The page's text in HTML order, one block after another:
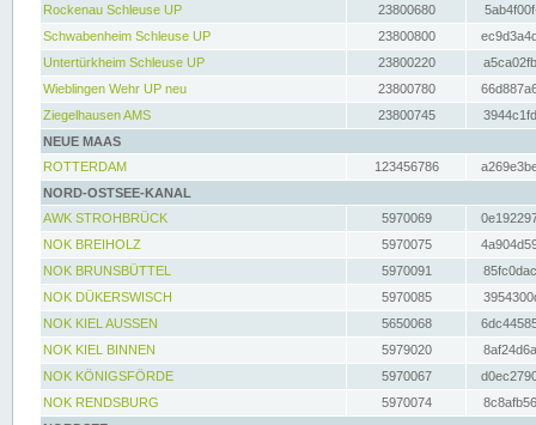
Rockenau Schleuse UP
23800680
Schwabenheim Schleuse UP
23800800
Untertürkheim Schleuse UP
23800220
Wieblingen Wehr UP neu
23800780
Ziegelhausen AMS
23800745
NEUE MAAS
ROTTERDAM
123456786
NORD-OSTSEE-KANAL
AWK STROHBRÜCK
5970069
NOK BREIHOLZ
5970075
NOK BRUNSBÜTTEL
5970091
NOK DÜKERSWISCH
5970085
NOK KIEL AUSSEN
5650068
NOK KIEL BINNEN
5979020
NOK KÖNIGSFÖRDE
5970067
NOK RENDSBURG
5970074